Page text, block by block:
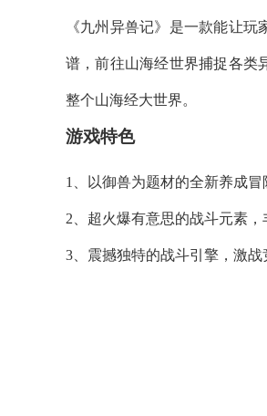
《九州异兽记》是一款能让
谱，前往山海经世界捕捉各类
整个山海经大世界。
游戏特色
1、以御兽为题材的全新养成冒
2、超火爆有意思的战斗元素，
3、震撼独特的战斗引擎，激战